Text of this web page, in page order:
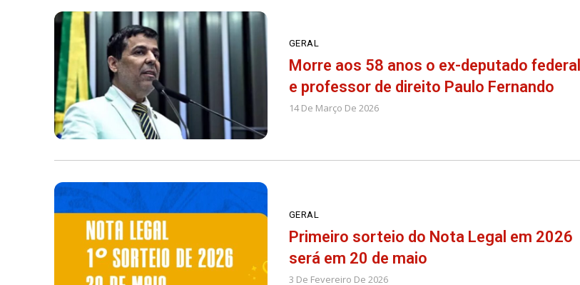
GERAL
Morre aos 58 anos o ex-deputado federal
e professor de direito Paulo Fernando
14 De Março De 2026
GERAL
Primeiro sorteio do Nota Legal em 2026
será em 20 de maio
3 De Fevereiro De 2026